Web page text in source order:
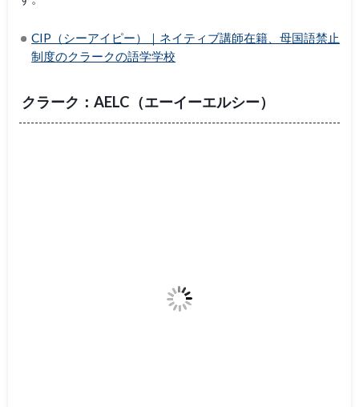
CIP（シーアイピー）｜ネイティブ講師在籍、母国語禁止
制度のクラークの語学学校
クラーク：AELC（エーイーエルシー）